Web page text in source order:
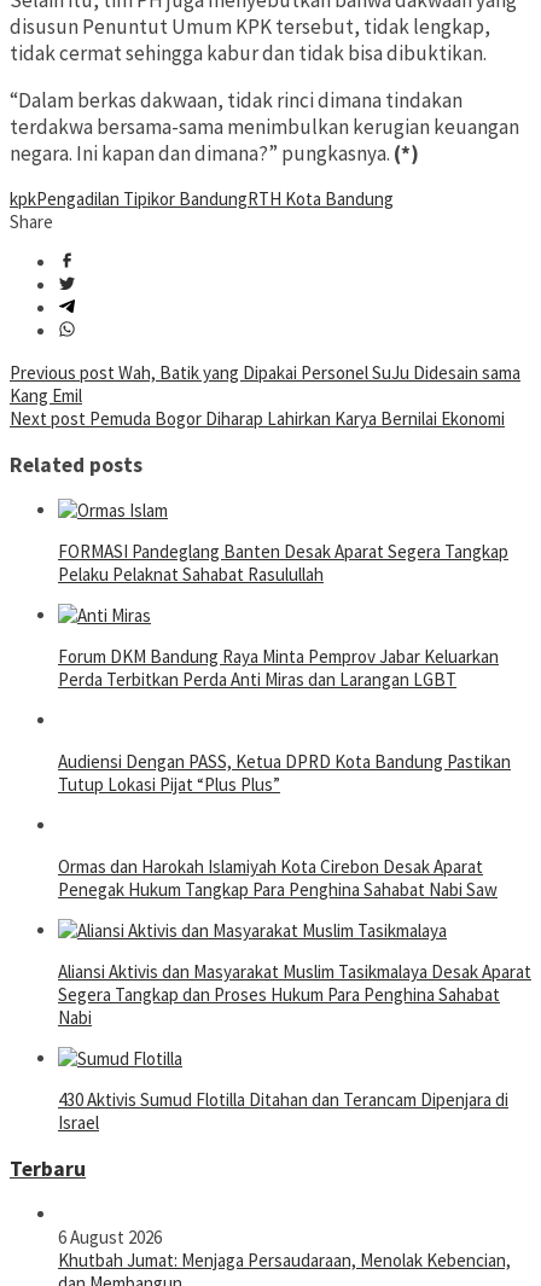
disusun Penuntut Umum KPK tersebut, tidak lengkap,
tidak cermat sehingga kabur dan tidak bisa dibuktikan.
“Dalam berkas dakwaan, tidak rinci dimana tindakan
terdakwa bersama-sama menimbulkan kerugian keuangan
negara. Ini kapan dan dimana?” pungkasnya. (*)
kpkPengadilan Tipikor BandungRTH Kota Bandung
Share
Post
navigation
Previous post Wah, Batik yang Dipakai Personel SuJu Didesain sama
Kang Emil
Next post Pemuda Bogor Diharap Lahirkan Karya Bernilai Ekonomi
Related posts
FORMASI Pandeglang Banten Desak Aparat Segera Tangkap
Pelaku Pelaknat Sahabat Rasulullah
Forum DKM Bandung Raya Minta Pemprov Jabar Keluarkan
Perda Terbitkan Perda Anti Miras dan Larangan LGBT
Audiensi Dengan PASS, Ketua DPRD Kota Bandung Pastikan
Tutup Lokasi Pijat “Plus Plus”
Ormas dan Harokah Islamiyah Kota Cirebon Desak Aparat
Penegak Hukum Tangkap Para Penghina Sahabat Nabi Saw
Aliansi Aktivis dan Masyarakat Muslim Tasikmalaya Desak Aparat
Segera Tangkap dan Proses Hukum Para Penghina Sahabat
Nabi
430 Aktivis Sumud Flotilla Ditahan dan Terancam Dipenjara di
Israel
Terbaru
6 August 2026
Khutbah Jumat: Menjaga Persaudaraan, Menolak Kebencian,